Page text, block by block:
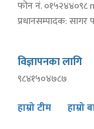
फोन नं. ०१५२४४०९८
प्रधानसम्पादक: सागर
विज्ञापनका लागि
९८४१५०४७८७
हाम्रो टीम हाम्रो